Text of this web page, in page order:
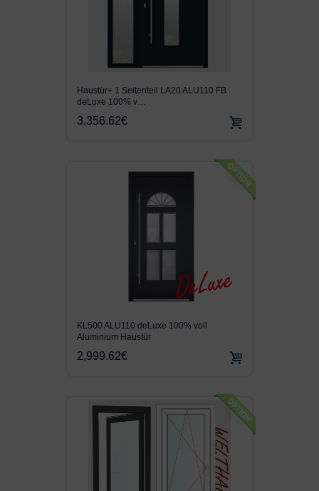
Haustür+ 1 Seitenteil LA20 ALU110 FB
deLuxe 100% v…
3,356.62€
KL500 ALU110 deLuxe 100% voll
Aluminium Haustür
2,999.62€